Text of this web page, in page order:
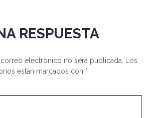
RESPUESTA
electrónico no será publicada.
Los
están marcados con *